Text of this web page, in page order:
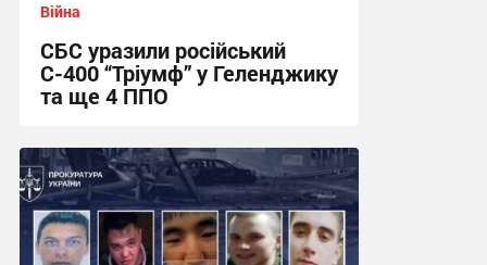
Війна
СБС уразили російський
С-400 “Тріумф” у Геленджику
та ще 4 ППО
12:11 сьогодні